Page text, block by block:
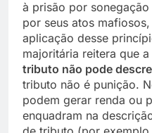
à prisão por
por seus atos
aplicação desse
majoritária reitera que a
tributo não pode
tributo não é punição.
podem gerar renda ou
enquadram na